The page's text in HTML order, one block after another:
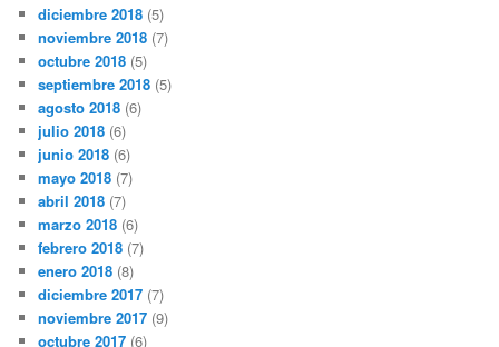
diciembre 2018 (5)
noviembre 2018 (7)
octubre 2018 (5)
septiembre 2018 (5)
agosto 2018 (6)
julio 2018 (6)
junio 2018 (6)
mayo 2018 (7)
abril 2018 (7)
marzo 2018 (6)
febrero 2018 (7)
enero 2018 (8)
diciembre 2017 (7)
noviembre 2017 (9)
octubre 2017 (6)